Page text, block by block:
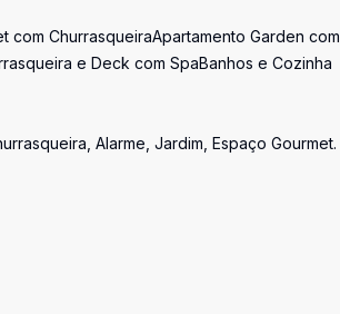
com ChurrasqueiraApartamento Garden com
e Deck com SpaBanhos e Cozinha
Alarme, Jardim, Espaço Gourmet.